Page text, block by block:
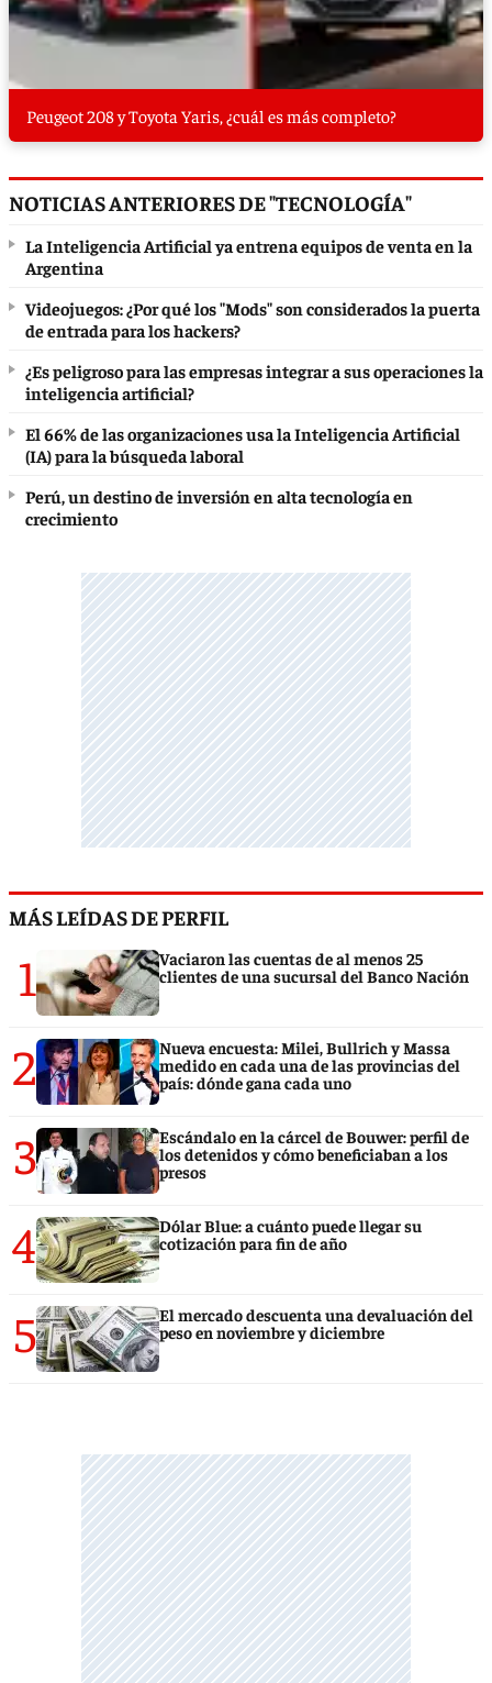
Peugeot 208 y Toyota Yaris, ¿cuál es más completo?
NOTICIAS ANTERIORES DE "TECNOLOGÍA"
La Inteligencia Artificial ya entrena equipos de venta en la
Argentina
Videojuegos: ¿Por qué los "Mods" son considerados la puerta
de entrada para los hackers?
¿Es peligroso para las empresas integrar a sus operaciones la
inteligencia artificial?
El 66% de las organizaciones usa la Inteligencia Artificial
(IA) para la búsqueda laboral
Perú, un destino de inversión en alta tecnología en
crecimiento
MÁS LEÍDAS DE PERFIL
1
Vaciaron las cuentas de al menos 25
clientes de una sucursal del Banco Nación
2
Nueva encuesta: Milei, Bullrich y Massa
medido en cada una de las provincias del
país: dónde gana cada uno
3
Escándalo en la cárcel de Bouwer: perfil de
los detenidos y cómo beneficiaban a los
presos
4
Dólar Blue: a cuánto puede llegar su
cotización para fin de año
5
El mercado descuenta una devaluación del
peso en noviembre y diciembre